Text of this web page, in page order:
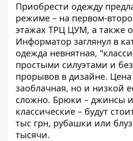
Приобрести одежду
режиме – на первом-
этажах ТРЦ ЦУМ, а также
Информатор заглянул в
одежда невнятная,
простыми силуэтами и
прорывов в дизайне. Цена
заоблачная, но и низкой
сложно. Брюки – джинсы
классические – будут
тыс грн, рубашки или
тысячи.